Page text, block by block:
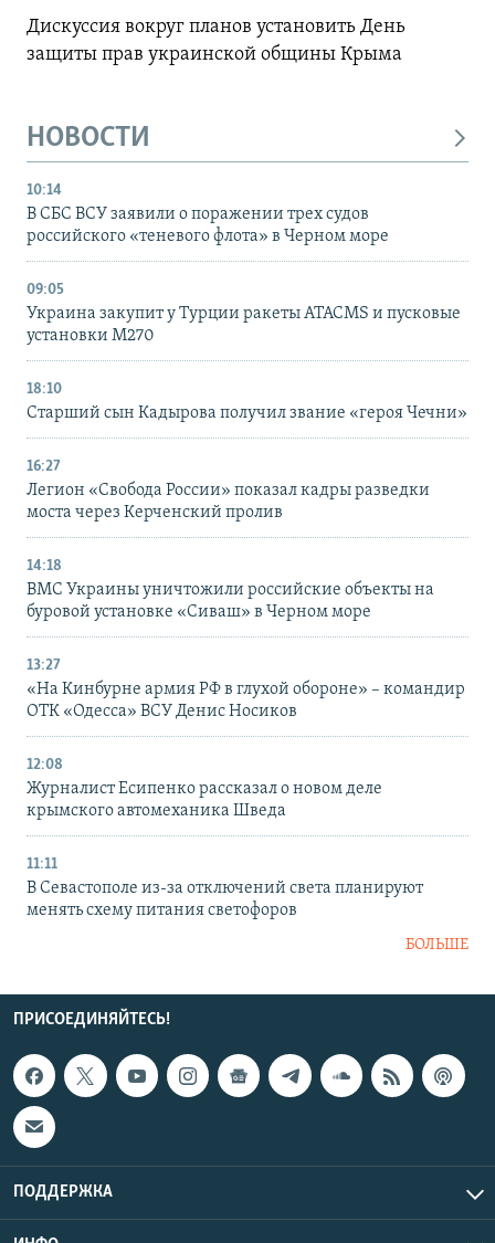
Дискуссия вокруг планов установить День
защиты прав украинской общины Крыма
НОВОСТИ
10:14
В СБС ВСУ заявили о поражении трех судов
российского «теневого флота» в Черном море
09:05
Украина закупит у Турции ракеты ATACMS и пусковые
установки M270
18:10
Старший сын Кадырова получил звание «героя Чечни»
16:27
Легион «Свобода России» показал кадры разведки
моста через Керченский пролив
14:18
ВМС Украины уничтожили российские объекты на
буровой установке «Сиваш» в Черном море
13:27
«На Кинбурне армия РФ в глухой обороне» – командир
ОТК «Одесса» ВСУ Денис Носиков
12:08
Журналист Есипенко рассказал о новом деле
крымского автомеханика Шведа
11:11
В Севастополе из-за отключений света планируют
менять схему питания светофоров
БОЛЬШЕ
ПРИСОЕДИНЯЙТЕСЬ!
ПОДДЕРЖКА